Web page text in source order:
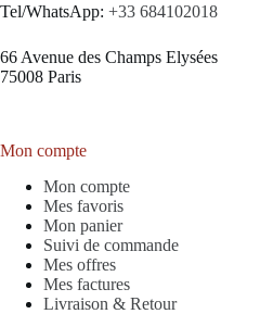
Tel/WhatsApp: +33 684102018
66 Avenue des Champs Elysées
75008 Paris
Mon compte
Mon compte
Mes favoris
Mon panier
Suivi de commande
Mes offres
Mes factures
Livraison & Retour